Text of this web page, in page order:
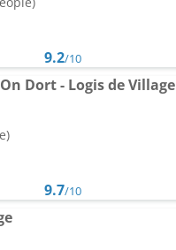
9.2/10
Dort - Logis de Village
9.7/10